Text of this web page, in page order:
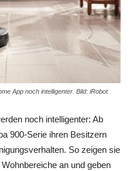
App noch intelligenter. Bild: iRobot
noch intelligenter: Ab
900-Serie ihren Besitzern
So zeigen sie
an und geben